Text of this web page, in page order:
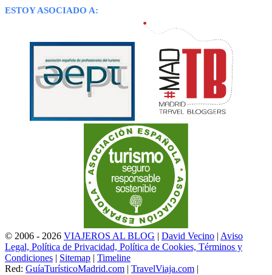
ESTOY ASOCIADO A:
© 2006 - 2026 VIAJEROS AL BLOG | David Vecino | Aviso
Legal, Política de Privacidad, Política de Cookies, Términos y
Condiciones | Sitemap | Timeline
Red: GuíaTurísticoMadrid.com | TravelViaja.com |